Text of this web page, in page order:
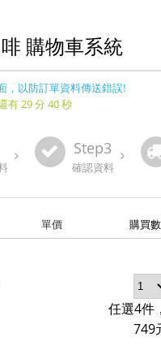
購物車系統
，以防訂單資料傳送錯誤!
有 29 分 40 秒
Step3
確認資料
單價 購買
任選4件
749